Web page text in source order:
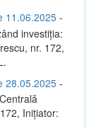
11.06.2025 -
investiția:
nr. 172,
28.05.2025 -
Inițiator: